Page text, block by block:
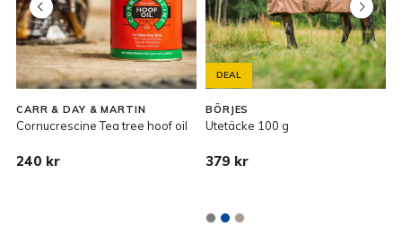
CARR & DAY & MARTIN
Cornucrescine Tea tree hoof oil
240 kr
DEAL
BÖRJES
Utetäcke 100 g
379 kr